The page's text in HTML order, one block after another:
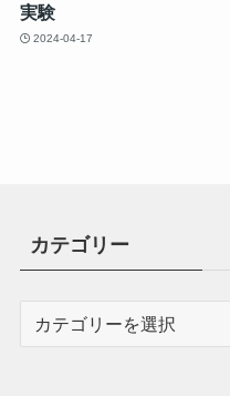
実験
2024-04-17
カテゴリー